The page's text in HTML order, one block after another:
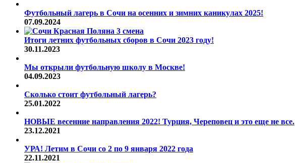
Футбольный лагерь в Сочи на осенних и зимних каникулах 2025!
07.09.2024
Итоги летних футбольных сборов в Сочи 2023 году!
30.11.2023
Мы открыли футбольную школу в Москве!
04.09.2023
Сколько стоит футбольный лагерь?
25.01.2022
НОВЫЕ весенние направления 2022! Турция, Череповец и это еще не все.
23.12.2021
УРА! Летим в Сочи со 2 по 9 января 2022 года
22.11.2021